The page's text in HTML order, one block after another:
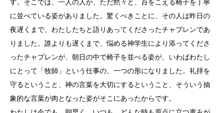
す。そこでは、一人の人が、ただ黙々と、百をこえる椅子を丁寧
に並べている姿がありました。驚くべきことに、その人は昨日の
夜遅くまで、わたしたちと語りあってくださったチャプレンであ
りました。誰よりも遅くまで、悩める神学生により添ってくださ
ったチャプレンが、朝日の中で椅子を並べる姿が、いわばわたし
にとって「牧師」という仕事の、一つの形になりました。礼拝を
守るということ、神の言葉を大切にするということ、そういう抽
象的な言葉が肉となった姿がそこにあったからです。